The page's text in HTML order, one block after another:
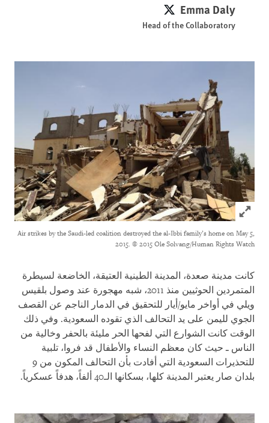
Emma Daly
Emma Daly
Head of the Collaboratory
Click to expand Image
Air strikes by the Saudi-led coalition destroyed the al-Ibbi family’s home on May 5,
2015. © 2015 Ole Solvang/Human Rights Watch
كانت مدينة صعدة، المدينة الطينية العتيقة، الخاضعة لسيطرة
المتمردين الحوثيين منذ 2011، شبه مهجورة عند وصول بلقيس
ويلي في أواخر مايو/أيار للتحقيق في الدمار الناجم عن القصف
الجوي لليمن على يد التحالف الذي تقوده السعودية. وفي ذلك
الوقت كانت الشوارع التي لفحها الحر مليئة بالحفر وخالية من
الناس ـ حيث كان معظم النساء والأطفال قد فروا، تلبية
للتحذيرات السعودية التي أفادت بأن التحالف المكون من 9
بلدان صار يعتبر المدينة كلها، بسكانها الـ40 ألفاً، هدفاً عسكرياً.